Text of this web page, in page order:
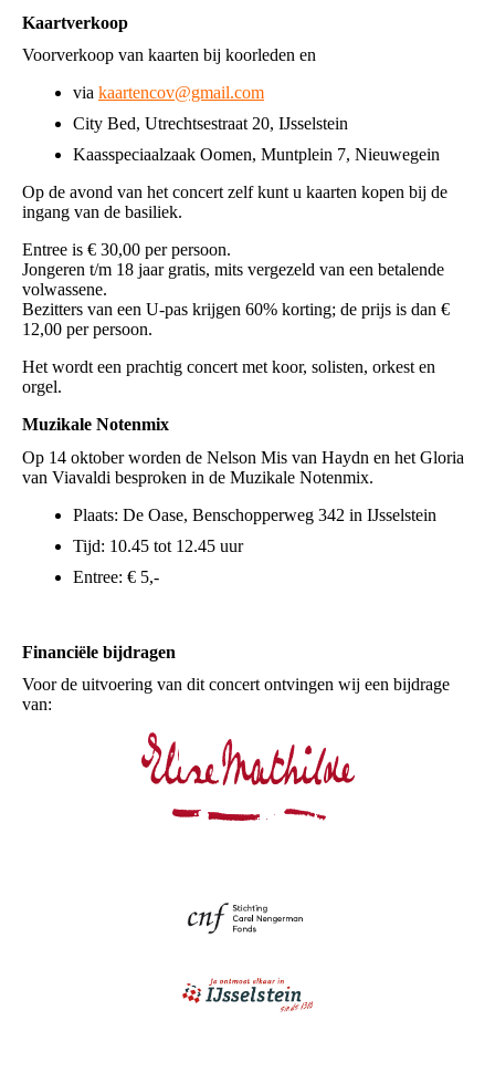
Kaartverkoop
Voorverkoop van kaarten bij koorleden en
via kaartencov@gmail.com
City Bed, Utrechtsestraat 20, IJsselstein
Kaasspeciaalzaak Oomen, Muntplein 7, Nieuwegein
Op de avond van het concert zelf kunt u kaarten kopen bij de
ingang van de basiliek.
Entree is € 30,00 per persoon.
Jongeren t/m 18 jaar gratis, mits vergezeld van een betalende
volwassene.
Bezitters van een U-pas krijgen 60% korting; de prijs is dan €
12,00 per persoon.
Het wordt een prachtig concert met koor, solisten, orkest en
orgel.
Muzikale Notenmix
Op 14 oktober worden de Nelson Mis van Haydn en het Gloria
van Viavaldi besproken in de Muzikale Notenmix.
Plaats: De Oase, Benschopperweg 342 in IJsselstein
Tijd: 10.45 tot 12.45 uur
Entree: € 5,-
Financiële bijdragen
Voor de uitvoering van dit concert ontvingen wij een bijdrage
van: